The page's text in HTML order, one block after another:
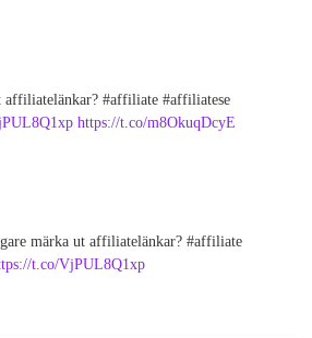
affiliatelänkar? #affiliate #affiliatese
https://t.co/m8OkuqDcyE
märka ut affiliatelänkar? #affiliate
t.co/VjPUL8Q1xp